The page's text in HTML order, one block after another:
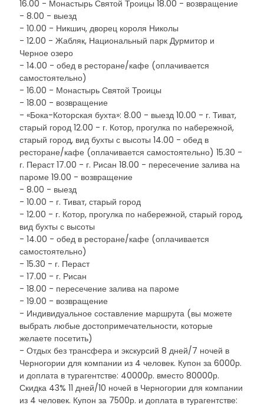
16.00 - Монастырь Святой Троицы 18.00 - возвращение
- 8.00 - выезд
- 10.00 - Никшич, дворец короля Николы
- 12.00 - Жабляк, Национальный парк Дурмитор и
Черное озеро
- 14.00 - обед в ресторане/кафе (оплачивается
самостоятельно)
- 16.00 - Монастырь Святой Троицы
- 18.00 - возвращение
- «Бока-Которская бухта»: 8.00 - выезд 10.00 - г. Тиват,
старый город 12.00 - г. Котор, прогулка по набережной,
старый город, вид бухты с высоты 14.00 - обед в
ресторане/кафе (оплачивается самостоятельно) 15.30 -
г. Пераст 17.00 - г. Рисан 18.00 - пересечение залива на
пароме 19.00 - возвращение
- 8.00 - выезд
- 10.00 - г. Тиват, старый город
- 12.00 - г. Котор, прогулка по набережной, старый город,
вид бухты с высоты
- 14.00 - обед в ресторане/кафе (оплачивается
самостоятельно)
- 15.30 - г. Пераст
- 17.00 - г. Рисан
- 18.00 - пересечение залива на пароме
- 19.00 - возвращение
- Индивидуальное составление маршрута (вы можете
выбрать любые достопримечательности, которые
желаете посетить)
- Отдых без трансфера и экскурсий 8 дней/7 ночей в
Черногории для компании из 4 человек. Купон за 6000р.
и доплата в турагентстве: 40000р. вместо 80000р.
Скидка 43% 11 дней/10 ночей в Черногории для компании
из 4 человек. Купон за 7500р. и доплата в турагентстве: